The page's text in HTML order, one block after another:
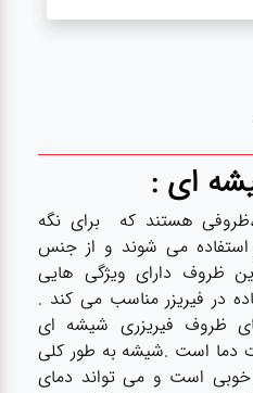
ای :
هستند که برای نگه
استفاده می شوند و از جنس
ظروف دارای ویژگی هایی
در فیریزر مناسب می کند .
ظروف فیریزری شیشه ای
دما است .شیشه به طور کلی
خوبی است و می تواند دمای